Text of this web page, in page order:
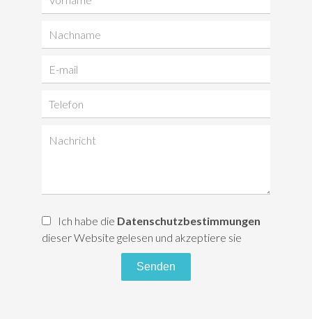
Ich habe die Datenschutzbestimmungen
dieser Website gelesen und akzeptiere sie
Senden